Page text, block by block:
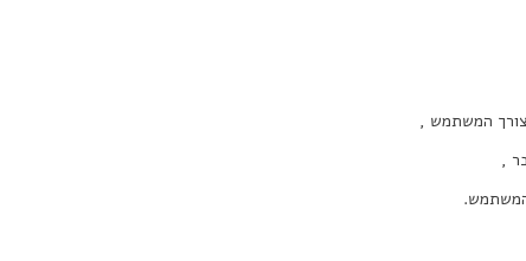
צורך המשתמש ,
,
המשתמש.